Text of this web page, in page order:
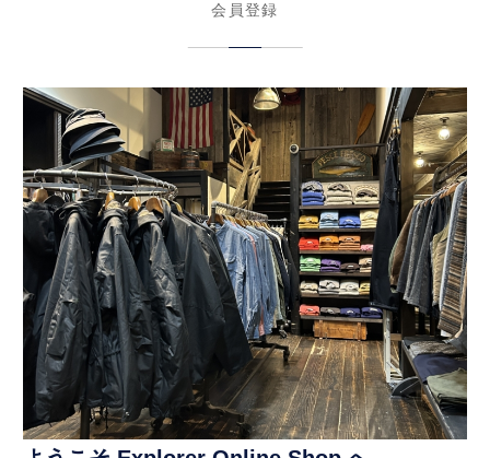
会員登録